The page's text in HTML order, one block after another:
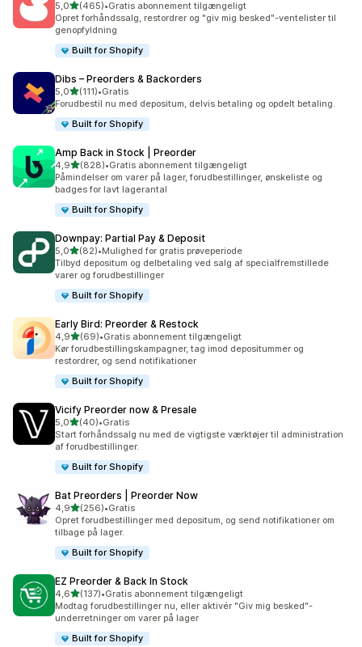
5,0ud af 5 stjerner
(465)
465 anmeldelser i alt
•Gratis abonnement tilgængeligt
Opret forhåndssalg, restordrer og "giv mig besked"-ventelister til
genopfyldning
Built for Shopify
Dibs – Preorders & Backorders
5,0ud af 5 stjerner
(111)
111 anmeldelser i alt
•Gratis
Forudbestil nu med depositum, delvis betaling og opdelt betaling.
Built for Shopify
Amp Back in Stock | Preorder
4,9ud af 5 stjerner
(828)
828 anmeldelser i alt
•Gratis abonnement tilgængeligt
Påmindelser om varer på lager, forudbestillinger, ønskeliste og
badges for lavt lagerantal
Built for Shopify
Downpay: Partial Pay & Deposit
5,0ud af 5 stjerner
(82)
82 anmeldelser i alt
•Mulighed for gratis prøveperiode
Tilbyd depositum og delbetaling ved salg af specialfremstillede
varer og forudbestillinger
Built for Shopify
Early Bird: Preorder & Restock
4,9ud af 5 stjerner
(69)
69 anmeldelser i alt
•Gratis abonnement tilgængeligt
Kør forudbestillingskampagner, tag imod depositummer og
restordrer, og send notifikationer
Built for Shopify
Vicify Preorder now & Presale
5,0ud af 5 stjerner
(40)
40 anmeldelser i alt
•Gratis
Start forhåndssalg nu med de vigtigste værktøjer til administration
af forudbestillinger.
Built for Shopify
Bat Preorders | Preorder Now
4,9ud af 5 stjerner
(256)
256 anmeldelser i alt
•Gratis
Opret forudbestillinger med depositum, og send notifikationer om
tilbage på lager.
Built for Shopify
EZ Preorder & Back In Stock
4,6ud af 5 stjerner
(137)
137 anmeldelser i alt
•Gratis abonnement tilgængeligt
Modtag forudbestillinger nu, eller aktivér "Giv mig besked"-
underretninger om varer på lager
Built for Shopify